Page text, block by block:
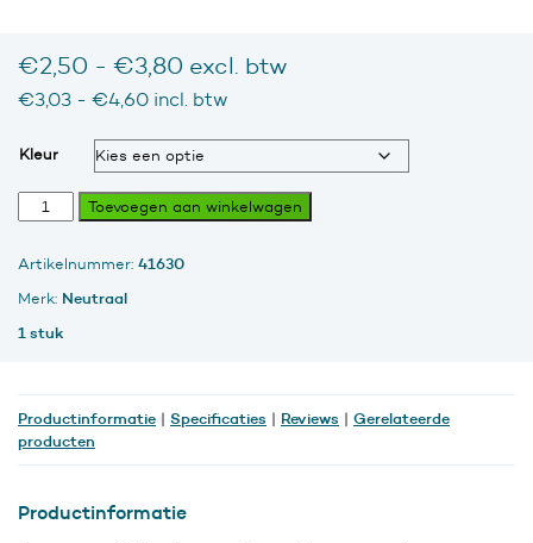
€2,50 - €3,80 Prijsklasse:
€2,50
€3,80
excl. btw
€3,03 - €4,60Prijsklasse:
tot
€4,60
incl. btw
Kleur
Bouwemmer
12
diverse
kleuren
Toevoegen aan winkelwagen
Artikelnummer: 41630
Merk: Neutraal
1 stuk
Productinformatie | Specificaties | Reviews | Gerelateerde
producten
Productinformatie